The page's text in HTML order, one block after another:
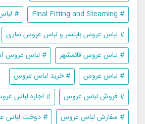
# Final Fitting and Steaming
#
# لباس عروس بابلسر و لباس عروس ساری
# لباس عروس قائمشهر
# لباس عروس
# لباس عروس
# خرید لباس عروس
# فروش لباس عروس
# اجاره لباس
# سفارش لباس عروس
# دوخت لباس